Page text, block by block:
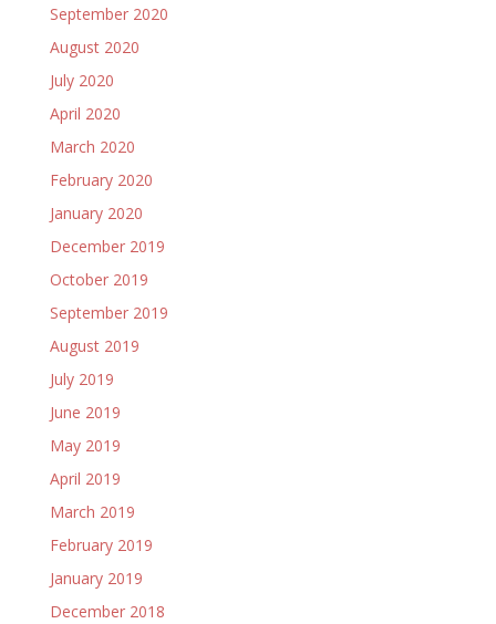
September 2020
August 2020
July 2020
April 2020
March 2020
February 2020
January 2020
December 2019
October 2019
September 2019
August 2019
July 2019
June 2019
May 2019
April 2019
March 2019
February 2019
January 2019
December 2018